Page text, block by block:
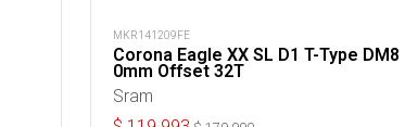
MKR141209FE
Corona Eagle XX SL D1 T-Type DM8
0mm Offset 32T
Sram